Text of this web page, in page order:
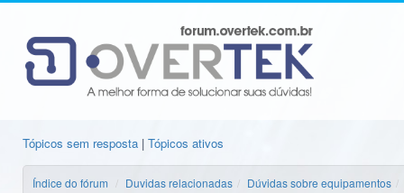
Tópicos sem resposta | Tópicos ativos
Índice do fórum Duvidas relacionadas Dúvidas sobre equipamentos